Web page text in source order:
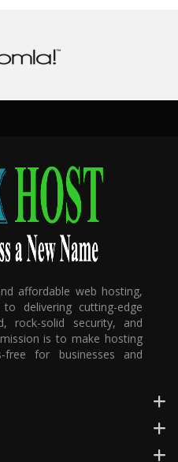
affordable web hosting,
delivering cutting-edge
rock-solid security, and
is to make hosting
free for businesses and